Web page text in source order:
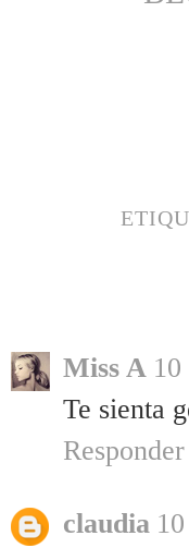
Miss A
Te sienta
Responder
claudia